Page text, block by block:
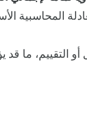
المحاسبية
ما قد